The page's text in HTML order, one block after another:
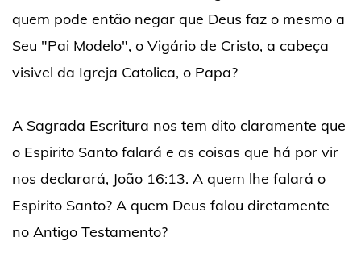
quem pode então negar que Deus faz o mesmo a
Seu "Pai Modelo", o Vigário de Cristo, a cabeça
visivel da Igreja Catolica, o Papa?
A Sagrada Escritura nos tem dito claramente que
o Espirito Santo falará e as coisas que há por vir
nos declarará, João 16:13. A quem lhe falará o
Espirito Santo? A quem Deus falou diretamente
no Antigo Testamento?